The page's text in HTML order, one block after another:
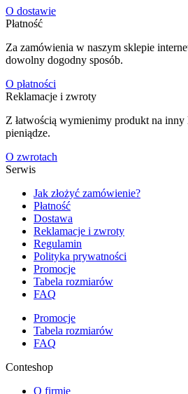
O dostawie
Płatność
Za zamówienia w naszym sklepie
dowolny dogodny sposób.
O płatności
Reklamacje i zwroty
Z łatwością wymienimy produkt na
pieniądze.
O zwrotach
Serwis
Jak złożyć zamówienie?
Płatność
Dostawa
Reklamacje i zwroty
Regulamin
Polityka prywatności
Promocje
Tabela rozmiarów
FAQ
Promocje
Tabela rozmiarów
FAQ
Conteshop
O firmie